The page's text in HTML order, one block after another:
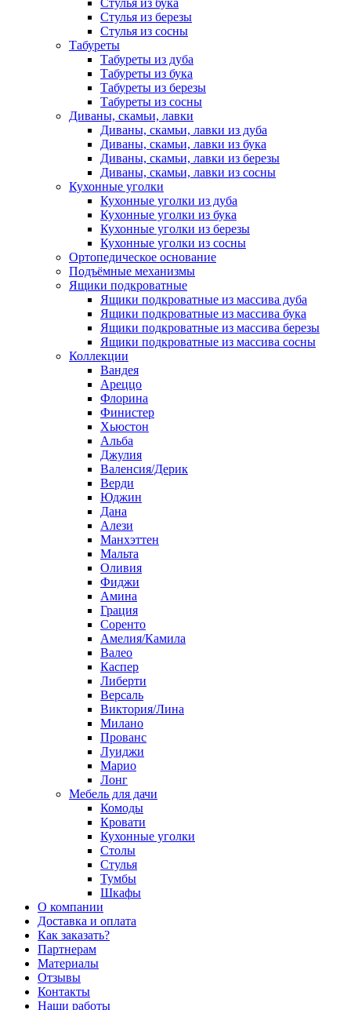
Стулья из бука
Стулья из березы
Стулья из сосны
Табуреты
Табуреты из дуба
Табуреты из бука
Табуреты из березы
Табуреты из сосны
Диваны, скамьи, лавки
Диваны, скамьи, лавки из дуба
Диваны, скамьи, лавки из бука
Диваны, скамьи, лавки из березы
Диваны, скамьи, лавки из сосны
Кухонные уголки
Кухонные уголки из дуба
Кухонные уголки из бука
Кухонные уголки из березы
Кухонные уголки из сосны
Ортопедическое основание
Подъёмные механизмы
Ящики подкроватные
Ящики подкроватные из массива дуба
Ящики подкроватные из массива бука
Ящики подкроватные из массива березы
Ящики подкроватные из массива сосны
Коллекции
Вандея
Ареццо
Флорина
Финистер
Хьюстон
Альба
Джулия
Валенсия/Дерик
Верди
Юджин
Дана
Алези
Манхэттен
Мальта
Оливия
Фиджи
Амина
Грация
Соренто
Амелия/Камила
Валео
Каспер
Либерти
Версаль
Виктория/Лина
Милано
Прованс
Луиджи
Марио
Лонг
Мебель для дачи
Комоды
Кровати
Кухонные уголки
Столы
Стулья
Тумбы
Шкафы
О компании
Доставка и оплата
Как заказать?
Партнерам
Материалы
Отзывы
Контакты
Наши работы